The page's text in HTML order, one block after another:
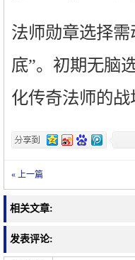
法师勋章选择
底”。初期无脑
化传奇法师的战
« 上一篇
相关文章:
发表评论: